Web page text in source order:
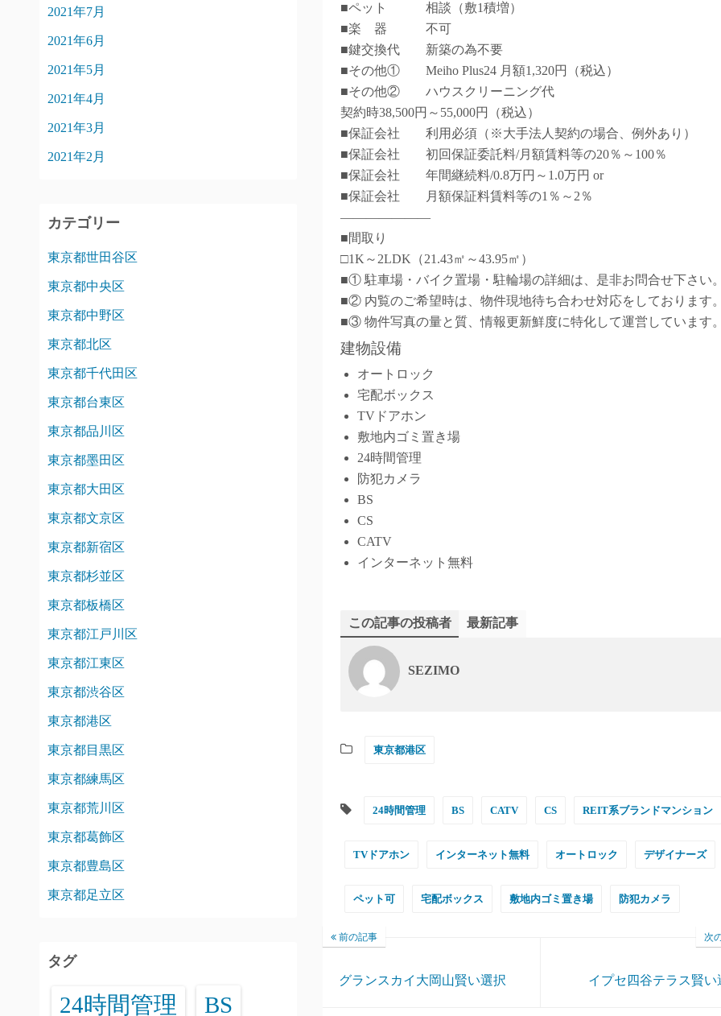
■ペット 相談（敷1積増）
■楽 器 不可
■鍵交換代 新築の為不要
■その他① Meiho Plus24 月額1,320円（税込）
■その他② ハウスクリーニング代
契約時38,500円～55,000円（税込）
■保証会社 利用必須（※大手法人契約の場合、例外あり）
■保証会社 初回保証委託料/月額賃料等の20％～100％
■保証会社 年間継続料/0.8万円～1.0万円 or
■保証会社 月額保証料賃料等の1％～2％
―――――――
■間取り
□1K～2LDK（21.43㎡～43.95㎡）
■① 駐車場・バイク置場・駐輪場の詳細は、是非お問合せ下さい
■② 内覧のご希望時は、物件現地待ち合わせ対応をしております
■③ 物件写真の量と質、情報更新鮮度に特化して運営しています
建物設備
オートロック
宅配ボックス
TVドアホン
敷地内ゴミ置き場
24時間管理
防犯カメラ
BS
CS
CATV
インターネット無料
この記事の投稿者 最新記事
SEZIMO
東京都港区
24時間管理 BS CATV CS REIT系ブランドマンション
TVドアホン インターネット無料 オートロック デザイナーズ
ペット可 宅配ボックス 敷地内ゴミ置き場 防犯カメラ
前の記事
グランスカイ大岡山賢い選択
次
イプセ四谷テラス賢い
2021年7月
2021年6月
2021年5月
2021年4月
2021年3月
2021年2月
カテゴリー
東京都世田谷区
東京都中央区
東京都中野区
東京都北区
東京都千代田区
東京都台東区
東京都品川区
東京都墨田区
東京都大田区
東京都文京区
東京都新宿区
東京都杉並区
東京都板橋区
東京都江戸川区
東京都江東区
東京都渋谷区
東京都港区
東京都目黒区
東京都練馬区
東京都荒川区
東京都葛飾区
東京都豊島区
東京都足立区
タグ
24時間管理 BS